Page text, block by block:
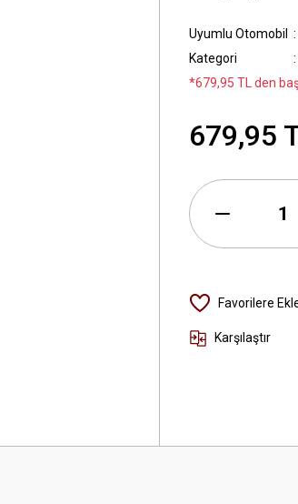
Uyumlu Otomobil
Kategori
*679,95 TL den
679,95
Karşılaştır